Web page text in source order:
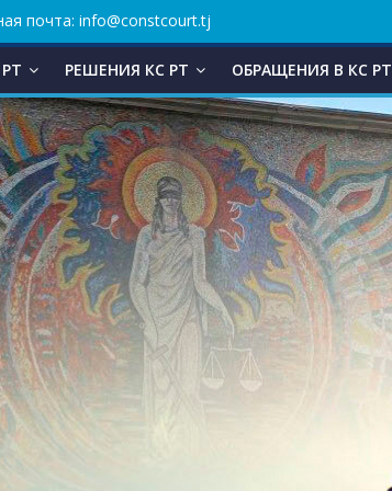
почта: info@constcourt.tj
РЕШЕНИЯ КС РТ ОБРАЩЕНИЯ В КC РТ